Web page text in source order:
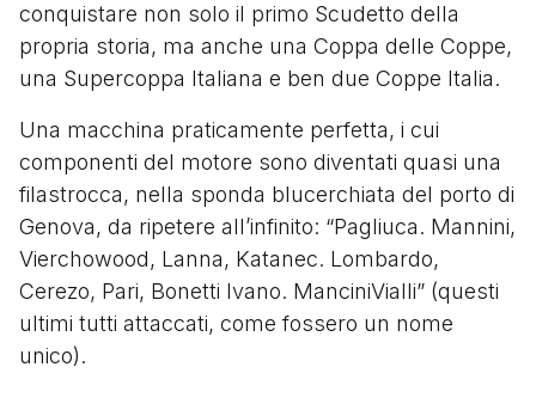
conquistare non solo il primo Scudetto della
propria storia, ma anche una Coppa delle Coppe,
una Supercoppa Italiana e ben due Coppe Italia.
Una macchina praticamente perfetta, i cui
componenti del motore sono diventati quasi una
filastrocca, nella sponda blucerchiata del porto di
Genova, da ripetere all’infinito: “Pagliuca. Mannini,
Vierchowood, Lanna, Katanec. Lombardo,
Cerezo, Pari, Bonetti Ivano. ManciniVialli” (questi
ultimi tutti attaccati, come fossero un nome
unico).